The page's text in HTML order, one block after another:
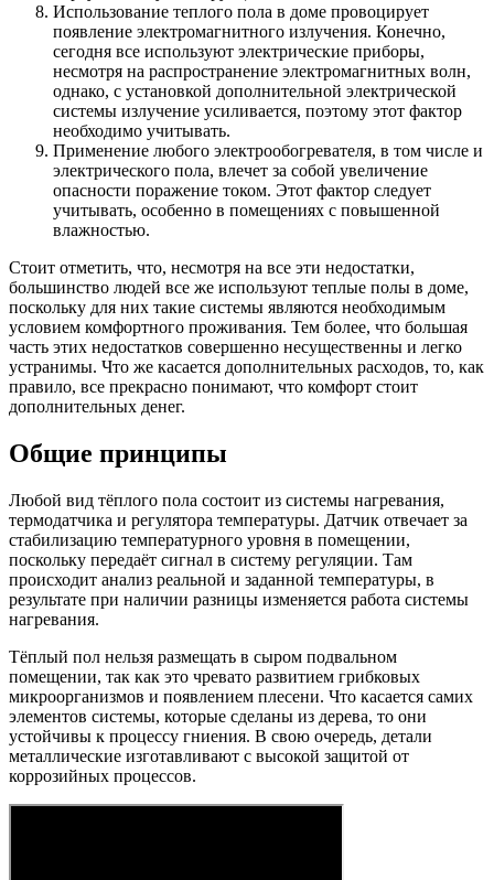
Использование теплого пола в доме провоцирует
появление электромагнитного излучения. Конечно,
сегодня все используют электрические приборы,
несмотря на распространение электромагнитных волн,
однако, с установкой дополнительной электрической
системы излучение усиливается, поэтому этот фактор
необходимо учитывать.
Применение любого электрообогревателя, в том числе и
электрического пола, влечет за собой увеличение
опасности поражение током. Этот фактор следует
учитывать, особенно в помещениях с повышенной
влажностью.
Стоит отметить, что, несмотря на все эти недостатки,
большинство людей все же используют теплые полы в доме,
поскольку для них такие системы являются необходимым
условием комфортного проживания. Тем более, что большая
часть этих недостатков совершенно несущественны и легко
устранимы. Что же касается дополнительных расходов, то, как
правило, все прекрасно понимают, что комфорт стоит
дополнительных денег.
Общие принципы
Любой вид тёплого пола состоит из системы нагревания,
термодатчика и регулятора температуры. Датчик отвечает за
стабилизацию температурного уровня в помещении,
поскольку передаёт сигнал в систему регуляции. Там
происходит анализ реальной и заданной температуры, в
результате при наличии разницы изменяется работа системы
нагревания.
Тёплый пол нельзя размещать в сыром подвальном
помещении, так как это чревато развитием грибковых
микроорганизмов и появлением плесени. Что касается самих
элементов системы, которые сделаны из дерева, то они
устойчивы к процессу гниения. В свою очередь, детали
металлические изготавливают с высокой защитой от
коррозийных процессов.